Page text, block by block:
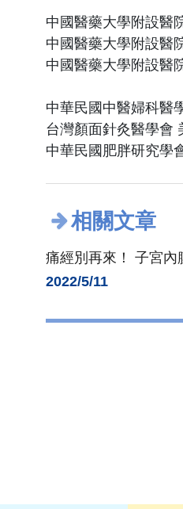
中國醫藥大學附設醫
中國醫藥大學附設醫
中國醫藥大學附設醫
中華民國中醫婦科醫
台灣顏面針灸醫學會
中華民國肥胖研究學
相關文章
痛經別再來！ 子宮內
2022/5/11